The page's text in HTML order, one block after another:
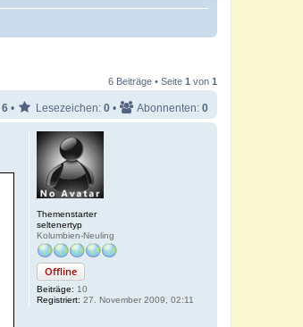
6 Beiträge • Seite 1 von 1
6 • Lesezeichen: 0 • Abonnenten: 0
Themenstarter
seltenertyp
Kolumbien-Neuling
Offline
Beiträge: 10
Registriert: 27. November 2009, 02:11